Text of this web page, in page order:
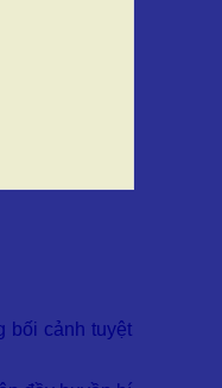
bối cảnh tuyệt